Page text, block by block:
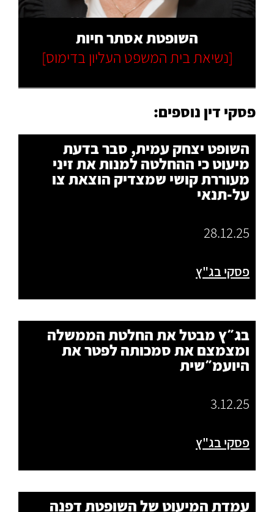
השופטת אסתר חיות
[נשיאת בית המשפט העליון בדימוס]
פסקי דין נוספים:
השופט יצחק עמית, סבר בדעת
מיעוט כי ההחלטה למנות את זיני
מעוררת קושי שמצדיק הוצאת צו
על-תנאי
28.12.25
פסקי בג"ץ
בג״ץ מבטל את החלטת הממשלה
ומצמצם את סמכותה לפטר את
היועמ״שית
3.12.25
פסקי בג"ץ
עמדת המיעוט של השופטת דפנה